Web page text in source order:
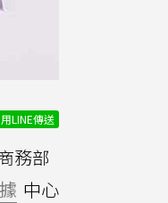
用LINE傳送
務部
中心